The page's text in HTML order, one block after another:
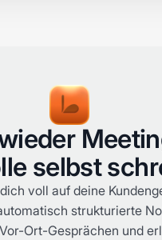
selbst
voll auf deine
strukturierte
Ort-Gesprächen und